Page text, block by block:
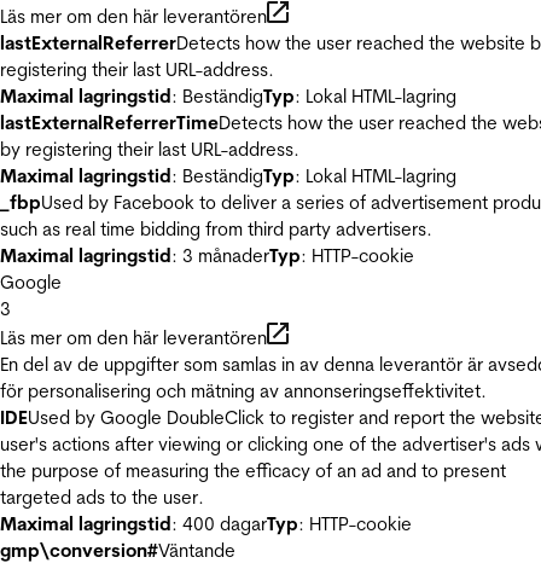
Läs mer om den här leverantören
lastExternalReferrerDetects how the user reached the website
registering their last URL-address.
Maximal lagringstid: BeständigTyp: Lokal HTML-lagring
lastExternalReferrerTimeDetects how the user reached the
by registering their last URL-address.
Maximal lagringstid: BeständigTyp: Lokal HTML-lagring
_fbpUsed by Facebook to deliver a series of advertisement
such as real time bidding from third party advertisers.
Maximal lagringstid: 3 månaderTyp: HTTP-cookie
Google
3
Läs mer om den här leverantören
En del av de uppgifter som samlas in av denna leverantör är
för personalisering och mätning av annonseringseffektivitet.
IDEUsed by Google DoubleClick to register and report the
user's actions after viewing or clicking one of the advertiser's ads
the purpose of measuring the efficacy of an ad and to present
targeted ads to the user.
Maximal lagringstid: 400 dagarTyp: HTTP-cookie
gmp\conversion#Väntande